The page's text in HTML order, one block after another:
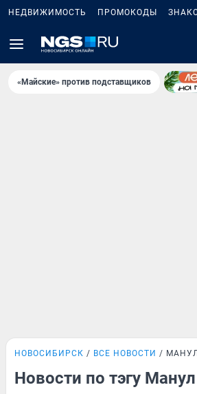
НЕДВИЖИМОСТЬ ПРОМОКОДЫ
«Майские» против подставщиков
НОВОСИБИРСК ВСЕ НОВОСТИ
Новости по тэгу